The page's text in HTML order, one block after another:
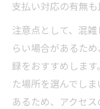
支払い対応の有無も
注意点として、混
らい場合があるた
録をおすすめしま
た場所を選んでし
あるため、アクセス